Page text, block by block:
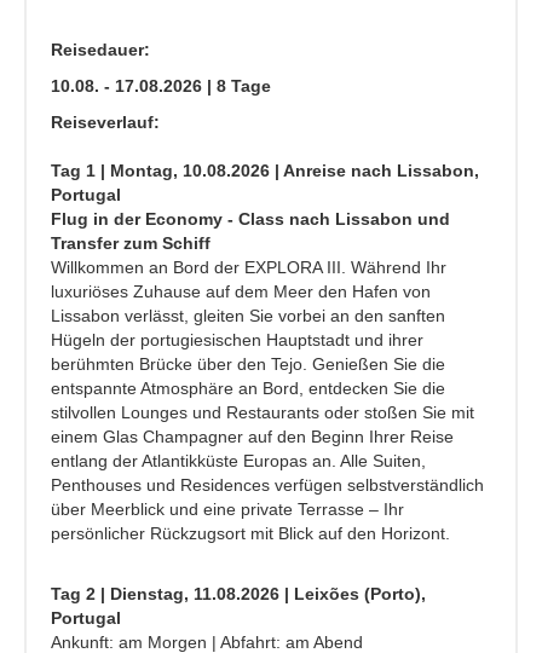
Reisedauer:
10.08. - 17.08.2026 | 8 Tage
Reiseverlauf:
Tag 1 | Montag, 10.08.2026 | Anreise nach Lissabon,
Portugal
Flug in der Economy - Class nach Lissabon und
Transfer zum Schiff
Willkommen an Bord der EXPLORA III. Während Ihr
luxuriöses Zuhause auf dem Meer den Hafen von
Lissabon verlässt, gleiten Sie vorbei an den sanften
Hügeln der portugiesischen Hauptstadt und ihrer
berühmten Brücke über den Tejo. Genießen Sie die
entspannte Atmosphäre an Bord, entdecken Sie die
stilvollen Lounges und Restaurants oder stoßen Sie mit
einem Glas Champagner auf den Beginn Ihrer Reise
entlang der Atlantikküste Europas an. Alle Suiten,
Penthouses und Residences verfügen selbstverständlich
über Meerblick und eine private Terrasse – Ihr
persönlicher Rückzugsort mit Blick auf den Horizont.
Tag 2 | Dienstag, 11.08.2026 | Leixões (Porto),
Portugal
Ankunft: am Morgen | Abfahrt: am Abend